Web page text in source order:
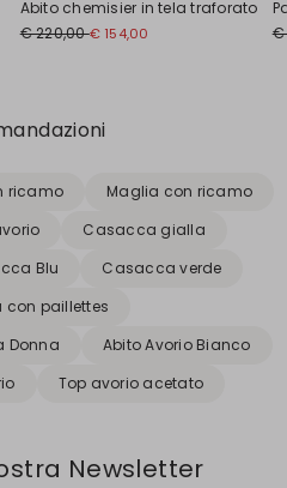
Abito chemisier in tela traforato
€ 220,00€ 154,00
€
ricamo
Maglia con ricamo
Casacca gialla
Blu
Casacca verde
paillettes
Donna
Abito Avorio Bianco
Top avorio acetato
Newsletter